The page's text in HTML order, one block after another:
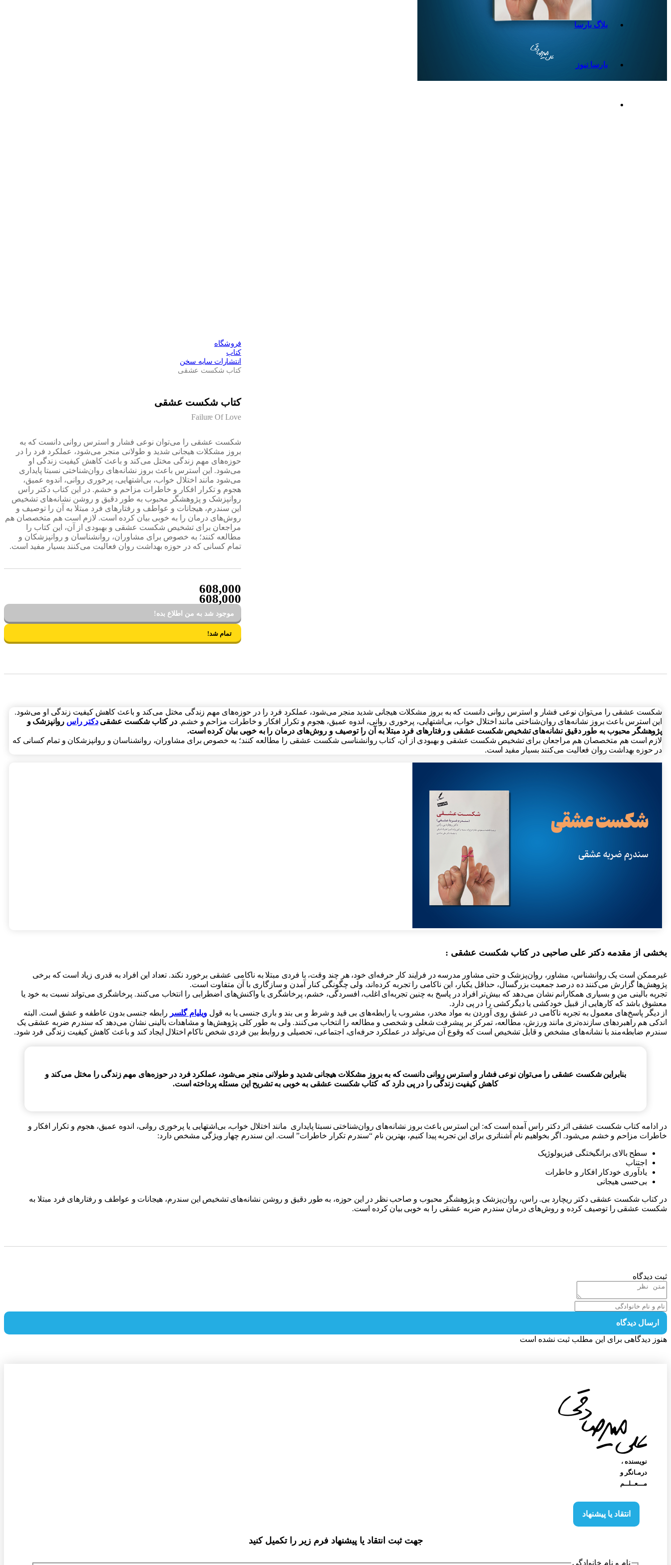
بلاگ بارسا
بارسا نیوز
فروشگاه
کتاب
انتشارات سایه سخن
کتاب شکست عشقی
کتاب شکست عشقی
Failure Of Love
شکست عشقی را می‌توان نوعی فشار و استرس روانی دانست که به
بروز مشکلات هیجانی شدید و طولانی منجر می‌شود، عملکرد فرد را در
حوزه‌های مهم زندگی مختل می‌کند و باعث کاهش کیفیت زندگی او
می‌شود. این استرس باعث بروز نشانه‌های روان‌شناختی نسبتا پایداری
می‌شود مانند اختلال خواب، بی‌اشتهایی، پرخوری روانی، اندوه عمیق،
هجوم و تکرار افکار و خاطرات مزاحم و خشم. در این کتاب دکتر راس
روانپزشک و پژوهشگر محبوب به طور دقیق و روشن نشانه‌های تشخیص
این سندرم، هیجانات و عواطف و رفتارهای فرد مبتلا به آن را توصیف و
روش‌های درمان را به خوبی بیان کرده است. لازم است هم متخصصان هم
مراجعان برای تشخیص شکست عشقی و بهبودی از آن، این کتاب را
مطالعه کنند؛ به خصوص برای مشاوران، روانشناسان و روانپزشکان و
تمام کسانی که در حوزه بهداشت روان فعالیت می‌‌کنند بسیار مفید است.
608,000
608,000
موجود شد به من اطلاع بده!
تمام شد!
شکست عشقی را می‌توان نوعی فشار و استرس روانی دانست که به بروز مشکلات هیجانی شدید منجر می‌شود، عملکرد فرد را در حوزه‌های مهم زندگی مختل می‌کند و باعث کاهش کیفیت زندگی او می‌شود.
این استرس باعث بروز نشانه‌های روان‌شناختی مانند اختلال خواب، بی‌اشتهایی، پرخوری روانی، اندوه عمیق، هجوم و تکرار افکار و خاطرات مزاحم و خشم.در کتاب شکست عشقیدکتر راس روانپزشک و
پژوهشگر محبوب به طور دقیق نشانه‌های تشخیص شکست عشقی و رفتارهای فرد مبتلا به آن را توصیف و روش‌های درمان را به خوبی بیان کرده است.
لازم است هم متخصصان هم مراجعان برای تشخیص شکست عشقی و بهبودی از آن، کتاب روانشناسی شکست عشقی را مطالعه کنند؛ به خصوص برای مشاوران، روانشناسان و روانپزشکان و تمام کسانی که
در حوزه بهداشت روان فعالیت می‌‌کنند بسیار مفید است.
بخشی از مقدمه دکتر علی صاحبی در کتاب شکست عشقی :
غیرممکن است یک روانشناس، مشاور، روان‌پزشک و حتی مشاور مدرسه در فرایند کار حرفه‌ای خود، هر چند وقت، با فردی مبتلا به ناکامی عشقی برخورد نکند. تعداد این افراد به قدری زیاد است که برخی
پژوهش‌ها گزارش می‌کنند ده درصد جمعیت بزرگسال، حداقل یکبار، این ناکامی را تجربه کرده‌اند، ولی چگونگی کنار آمدن و سازگاری با آن متفاوت است.
تجربه بالینی من و بسیاری همکارانم نشان می‌دهد که بیش‌تر افراد در پاسخ به چنین تجربه‌ای اغلب، افسردگی، خشم، پرخاشگری یا واکنش‌های اضطرابی را انتخاب می‌کنند. پرخاشگری می‌تواند نسبت به خود یا
معشوق باشد که کارهایی از قبیل خودکشی یا دیگرکشی را در پی دارد.
از دیگر پاسخ‌های معمول به تجربه ناکامی در عشق روی آوردن به مواد مخدر، مشروب یا رابطه‌های بی قید و شرط و بی بند و باری جنسی یا به قولویلیام گلسر رابطه جنسی بدون عاطفه و عشق است. البته
اندکی هم راهبردهای سازنده‌تری مانند ورزش، مطالعه، تمرکز بر پیشرفت شغلی و شخصی و مطالعه را انتخاب می‌کنند. ولی به طور کلی پژوهش‌ها و مشاهدات بالینی نشان می‌دهد که سندرم ضربه عشقی یک
سندرم ضابطه‌مند با نشانه‌های مشخص و قابل تشخیص است که وقوع آن می‌تواند در عملکرد حرفه‌ای، اجتماعی، تحصیلی و روابط بین فردی شخص ناکام اختلال ایجاد کند و باعث کاهش کیفیت زندگی فرد شود.
بنابراین شکست عشقی را می‌توان نوعی فشار و استرس روانی دانست که به بروز مشکلات هیجانی شدید و طولانی منجر می‌شود، عملکرد فرد در حوزه‌های مهم زندگی را مختل می‌کند و
کاهش کیفیت زندگی را در پی دارد که کتاب شکست عشقی به خوبی به تشریح این مسئله پرداخته است.
در ادامه کتاب شکست عشقی اثر دکتر راس آمده است که: این استرس باعث بروز نشانه‌های روان‌شناختی نسبتا پایداری مانند اختلال خواب، بی‌اشتهایی یا پرخوری روانی، اندوه عمیق، هجوم و تکرار افکار و
خاطرات مزاحم و خشم می‌شود. اگر بخواهیم نام آشناتری برای این تجربه پیدا کنیم، بهترین نام “سندرم تکرار خاطرات” است. این سندرم چهار ویژگی مشخص دارد:
سطح بالای برانگیختگی فیزیولوژیک
اجتناب
یادآوری خودکار افکار و خاطرات
بی‌حسی هیجانی
در کتاب شکست عشقی دکتر ریچارد بی. راس، روان‌پزشک و پژوهشگر محبوب و صاحب نظر در این حوزه، به طور دقیق و روشن نشانه‌های تشخیص این سندرم، هیجانات و عواطف و رفتارهای فرد مبتلا به
شکست عشقی را توصیف کرده و روش‌های درمان سندرم ضربه عشقی را به خوبی بیان کرده است.
ثبت دیدگاه
ارسال دیدگاه
هنوز دیدگاهی برای این مطلب ثبت نشده است
نویسنده‌ ،
درمـانگر و
مـــعــلــم
انتقاد یا پیشنهاد
جهت ثبت انتقاد یا پیشنهاد فرم زیر را تکمیل کنید
نام و نام خانوادگی